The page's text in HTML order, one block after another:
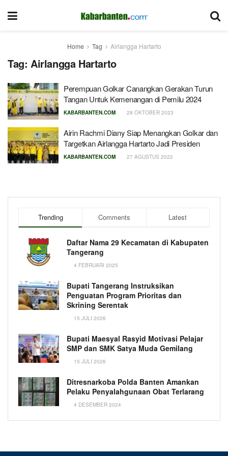
Home Tag Airlangga Hartarto
Tag: Airlangga Hartarto
Perempuan Golkar Canangkan Gerakan Turun
Tangan Untuk Kemenangan di Pemilu 2024
KABARBANTEN.COM 28 OKTOBER 2023
Airin Rachmi Diany Siap Menangkan Golkar dan
Targetkan Airlangga Hartarto Jadi Presiden
KABARBANTEN.COM 27 AGUSTUS 2022
Trending Comments Latest
Daftar Nama 29 Kecamatan di Kabupaten
Tangerang
4 FEBRUARI 2025
Bupati Tangerang Instruksikan
Penguatan Program Prioritas dan
Skrining Serentak
15 JULI 2026
Bupati Maesyal Rasyid Motivasi Pelajar
SMP dan SMK Satya Muda Gemilang
15 JULI 2026
Ditresnarkoba Polda Banten Amankan
Pelaku Penyalahgunaan Obat Terlarang
4 DESEMBER 2024